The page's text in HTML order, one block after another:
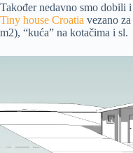
Također nedavno smo dobili
Tiny house Croatia vezano
m2), “kuća” na kotačima i sl.